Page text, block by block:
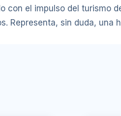
el impulso del turismo
Representa, sin duda, una